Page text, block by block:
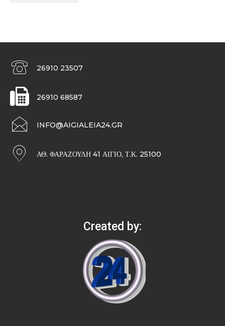
26910 23507
26910 68587
INFO@AIGIALEIA24.GR
ΑΘ. ΦΑΡΑΖΟΥΛΉ 41 ΑΊΓΙΟ, Τ.Κ. 25100
Created by: